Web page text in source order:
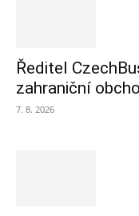
Ředitel
zahraniční
7. 8. 2026